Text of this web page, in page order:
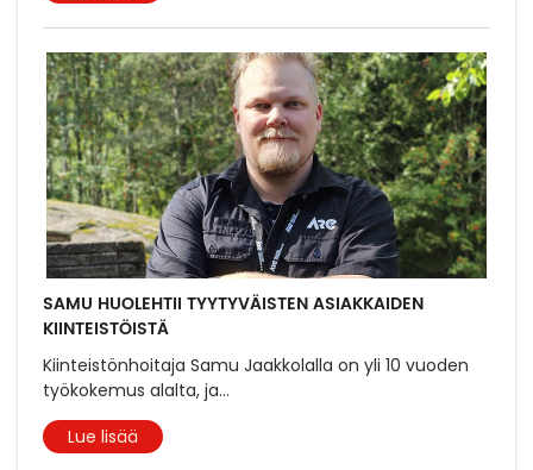
SAMU HUOLEHTII TYYTYVÄISTEN ASIAKKAIDEN
KIINTEISTÖISTÄ
Kiinteistönhoitaja Samu Jaakkolalla on yli 10 vuoden
työkokemus alalta, ja...
Lue lisää